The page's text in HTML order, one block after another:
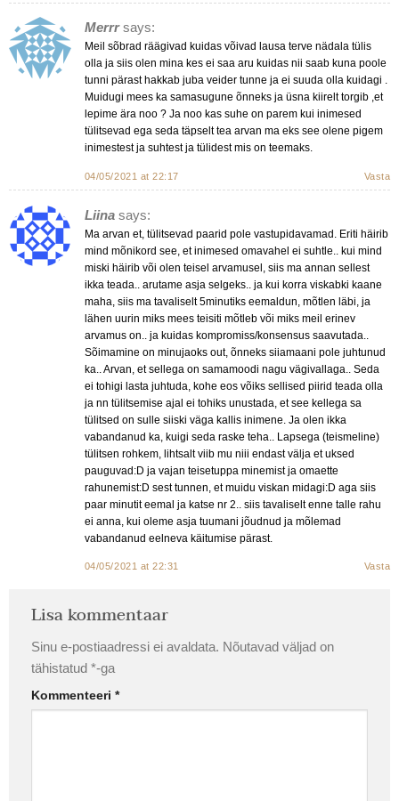
Merrr says:
Meil sõbrad räägivad kuidas võivad lausa terve nädala tülis
olla ja siis olen mina kes ei saa aru kuidas nii saab kuna poole
tunni pärast hakkab juba veider tunne ja ei suuda olla kuidagi .
Muidugi mees ka samasugune õnneks ja üsna kiirelt torgib ,et
lepime ära noo ? Ja noo kas suhe on parem kui inimesed
tülitsevad ega seda täpselt tea arvan ma eks see olene pigem
inimestest ja suhtest ja tülidest mis on teemaks.
04/05/2021 at 22:17 Vasta
Liina says:
Ma arvan et, tülitsevad paarid pole vastupidavamad. Eriti häirib
mind mõnikord see, et inimesed omavahel ei suhtle.. kui mind
miski häirib või olen teisel arvamusel, siis ma annan sellest
ikka teada.. arutame asja selgeks.. ja kui korra viskabki kaane
maha, siis ma tavaliselt 5minutiks eemaldun, mõtlen läbi, ja
lähen uurin miks mees teisiti mõtleb või miks meil erinev
arvamus on.. ja kuidas kompromiss/konsensus saavutada..
Sõimamine on minujaoks out, õnneks siiamaani pole juhtunud
ka.. Arvan, et sellega on samamoodi nagu vägivallaga.. Seda
ei tohigi lasta juhtuda, kohe eos võiks sellised piirid teada olla
ja nn tülitsemise ajal ei tohiks unustada, et see kellega sa
tülitsed on sulle siiski väga kallis inimene. Ja olen ikka
vabandanud ka, kuigi seda raske teha.. Lapsega (teismeline)
tülitsen rohkem, lihtsalt viib mu niii endast välja et uksed
pauguvad:D ja vajan teisetuppa minemist ja omaette
rahunemist:D sest tunnen, et muidu viskan midagi:D aga siis
paar minutit eemal ja katse nr 2.. siis tavaliselt enne talle rahu
ei anna, kui oleme asja tuumani jõudnud ja mõlemad
vabandanud eelneva käitumise pärast.
04/05/2021 at 22:31 Vasta
Lisa kommentaar
Sinu e-postiaadressi ei avaldata. Nõutavad väljad on
tähistatud *-ga
Kommenteeri *